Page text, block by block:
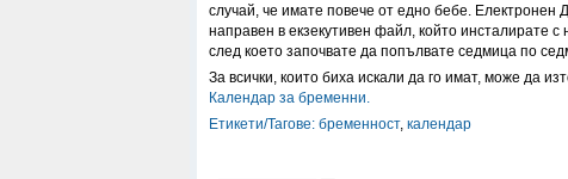
случай, че имате повече от едно бебе. Електронен
направен в екзекутивен файл, който инсталирате
след което започвате да попълвате седмица по
За всички, които биха искали да го имат, може да
Календар за бременни.
Етикети/Тагове: бременност, календар